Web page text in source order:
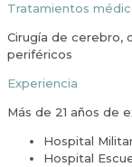
Tratamientos
Cirugía de cerebro,
periféricos
Experiencia
Más de 21 años de
Hospital
Hospital